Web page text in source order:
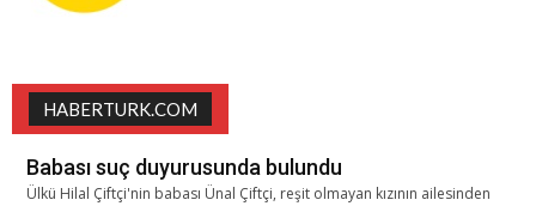
HABERTURK.COM
Babası suç duyurusunda bulundu
Ülkü Hilal Çiftçi'nin babası Ünal Çiftçi, reşit olmayan kızının ailesinden